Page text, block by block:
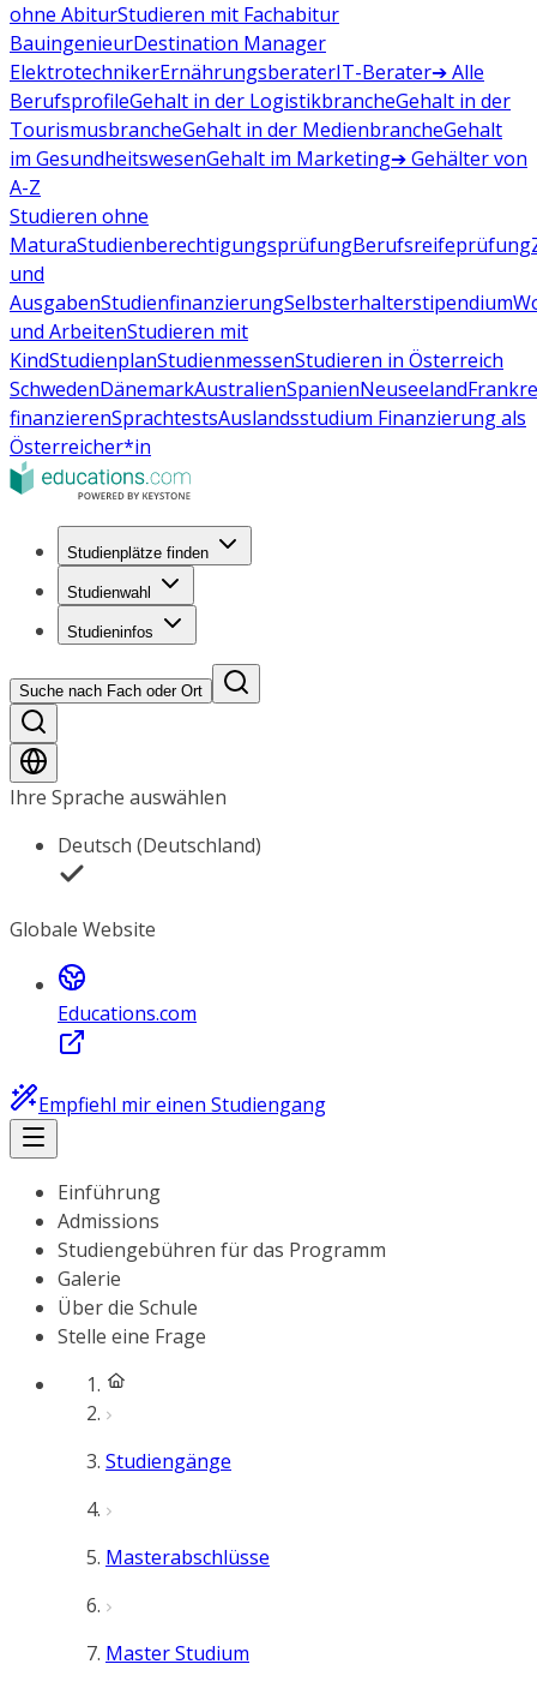
ohne AbiturStudieren mit Fachabitur
BauingenieurDestination Manager
ElektrotechnikerErnährungsberaterIT-Berater➔ Alle
BerufsprofileGehalt in der LogistikbrancheGehalt in der
TourismusbrancheGehalt in der MedienbrancheGehalt
im GesundheitswesenGehalt im Marketing➔ Gehälter von
A-Z
Studieren ohne
MaturaStudienberechtigungsprüfungBerufsreifeprüfung
und
AusgabenStudienfinanzierungSelbsterhalterstipendium
und ArbeitenStudieren mit
KindStudienplanStudienmessenStudieren in Österreich
SchwedenDänemarkAustralienSpanienNeuseeland
finanzierenSprachtestsAuslandsstudium Finanzierung als
Österreicher*in
Studienplätze finden
Studienwahl
Studieninfos
Suche nach Fach oder Ort
Ihre Sprache auswählen
Deutsch (Deutschland)
Globale Website
Educations.com
Empfiehl mir einen Studiengang
Einführung
Admissions
Studiengebühren für das Programm
Galerie
Über die Schule
Stelle eine Frage
Studiengänge
Masterabschlüsse
Master Studium